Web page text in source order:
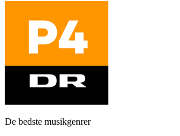
De bedste musikgenrer